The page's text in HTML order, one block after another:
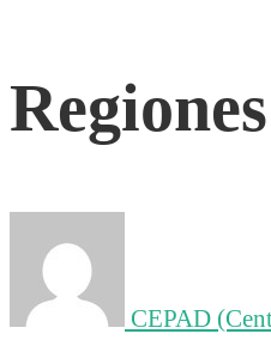
el
abandono
CEPAD